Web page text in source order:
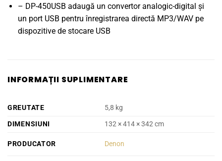
– DP-450USB adaugă un convertor analogic-digital și
un port USB pentru înregistrarea directă MP3/WAV pe
dispozitive de stocare USB
INFORMAȚII SUPLIMENTARE
GREUTATE
5,8 kg
DIMENSIUNI
132 × 414 × 342 cm
PRODUCATOR Denon